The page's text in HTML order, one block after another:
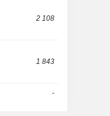
2 108
1 843
-